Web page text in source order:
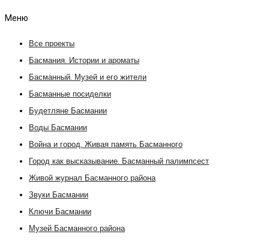
Меню
Все проекты
Басмания. Истории и ароматы
Басманный. Музей и его жители
Басманные посиделки
Будетляне Басмании
Воды Басмании
Война и город. Живая память Басманного
Город как высказывание. Басманный палимпсест
Живой журнал Басманного района
Звуки Басмании
Ключи Басмании
Музей Басманного района